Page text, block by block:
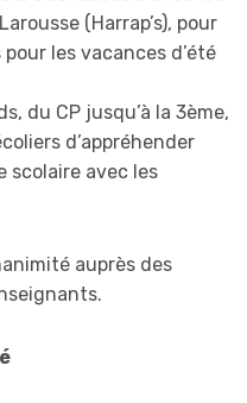
(Harrap’s), pour
les vacances d’été
du CP jusqu’à la 3ème,
d’appréhender
scolaire avec les
auprès des